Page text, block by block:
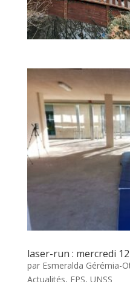
laser-run : mercredi
par Esmeralda Gérémia-
Actualités, EPS, UNSS